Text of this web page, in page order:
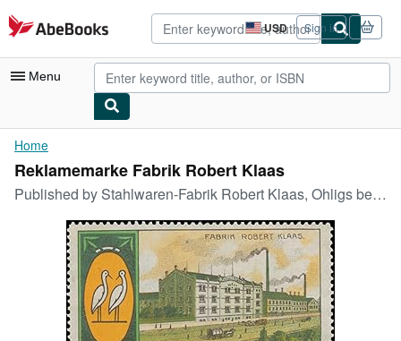
Skip to main content
AbeBooks.com USD
Site
shopping
preferences
Sign in
Menu
My Account
My Purchases
Advanced Search
Browse Collections
Rare Books
Art & Collectibles
Textbooks
Home
Reklamemarke Fabrik Robert Klaas
Published by Stahlwaren-Fabrik Robert Klaas, Ohligs bei Solingen